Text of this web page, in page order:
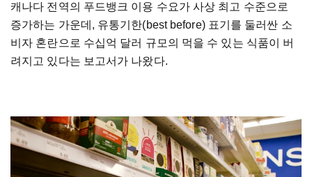
캐나다 전역의 푸드뱅크 이용 수요가 사상 최고 수준으로
증가하는 가운데, 유통기한(best before) 표기를 둘러싼 소
비자 혼란으로 수십억 달러 규모의 먹을 수 있는 식품이 버
려지고 있다는 보고서가 나왔다.